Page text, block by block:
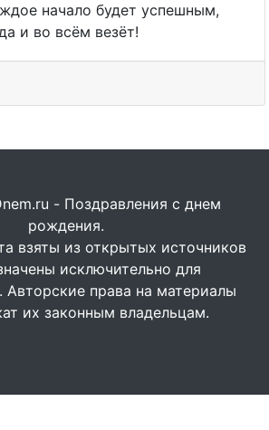
начало будет успешным,
и во всём везёт!
- Поздравления с днем
рождения.
взяты из открытых источников
исключительно для
Авторские права на материалы
их законным владельцам.